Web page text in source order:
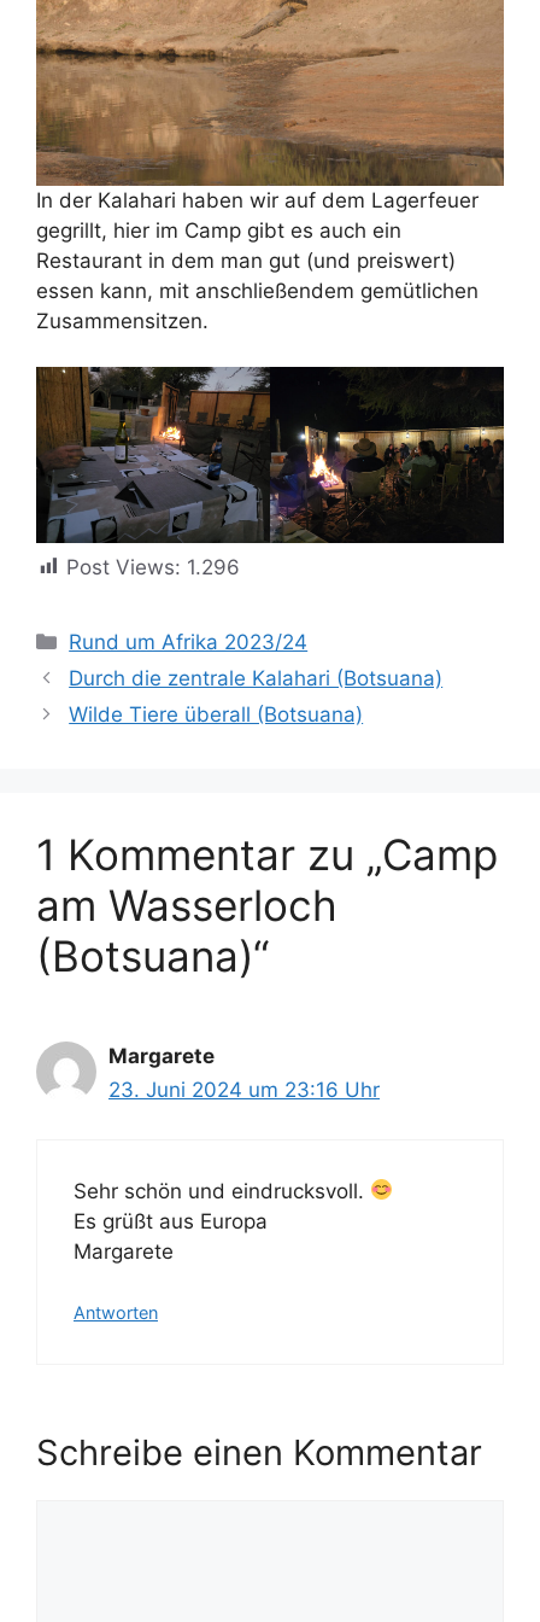
In der Kalahari haben wir auf dem Lagerfeuer
gegrillt, hier im Camp gibt es auch ein
Restaurant in dem man gut (und preiswert)
essen kann, mit anschließendem gemütlichen
Zusammensitzen.
Post Views: 1.296
Kategorien
Rund um Afrika 2023/24
Durch die zentrale Kalahari (Botsuana)
Wilde Tiere überall (Botsuana)
1 Kommentar zu „Camp
am Wasserloch
(Botsuana)“
Margarete
23. Juni 2024 um 23:16 Uhr
Sehr schön und eindrucksvoll.
Es grüßt aus Europa
Margarete
Antworten
Schreibe einen Kommentar